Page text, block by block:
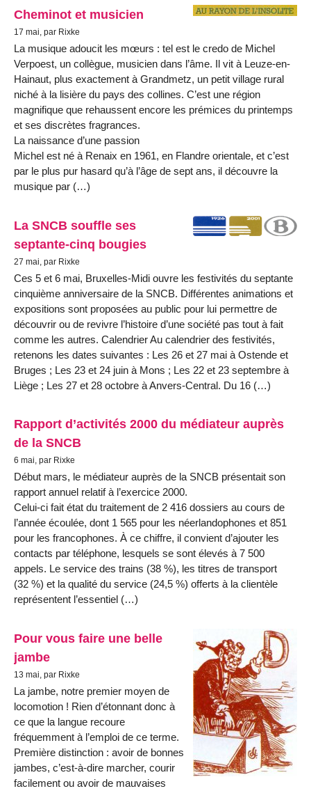
Cheminot et musicien
17 mai, par Rixke
La musique adoucit les mœurs : tel est le credo de Michel
Verpoest, un collègue, musicien dans l’âme. Il vit à Leuze-en-
Hainaut, plus exactement à Grandmetz, un petit village rural
niché à la lisière du pays des collines. C’est une région
magnifique que rehaussent encore les prémices du printemps
et ses discrètes fragrances.
La naissance d’une passion
Michel est né à Renaix en 1961, en Flandre orientale, et c’est
par le plus pur hasard qu’à l’âge de sept ans, il découvre la
musique par (…)
La SNCB souffle ses
septante-cinq bougies
27 mai, par Rixke
Ces 5 et 6 mai, Bruxelles-Midi ouvre les festivités du septante
cinquième anniversaire de la SNCB. Différentes animations et
expositions sont proposées au public pour lui permettre de
découvrir ou de revivre l’histoire d’une société pas tout à fait
comme les autres. Calendrier Au calendrier des festivités,
retenons les dates suivantes : Les 26 et 27 mai à Ostende et
Bruges ; Les 23 et 24 juin à Mons ; Les 22 et 23 septembre à
Liège ; Les 27 et 28 octobre à Anvers-Central. Du 16 (…)
Rapport d’activités 2000 du médiateur auprès
de la SNCB
6 mai, par Rixke
Début mars, le médiateur auprès de la SNCB présentait son
rapport annuel relatif à l’exercice 2000.
Celui-ci fait état du traitement de 2 416 dossiers au cours de
l’année écoulée, dont 1 565 pour les néerlandophones et 851
pour les francophones. À ce chiffre, il convient d’ajouter les
contacts par téléphone, lesquels se sont élevés à 7 500
appels. Le service des trains (38 %), les titres de transport
(32 %) et la qualité du service (24,5 %) offerts à la clientèle
représentent l’essentiel (…)
Pour vous faire une belle
jambe
13 mai, par Rixke
La jambe, notre premier moyen de
locomotion ! Rien d’étonnant donc à
ce que la langue recoure
fréquemment à l’emploi de ce terme.
Première distinction : avoir de bonnes
jambes, c’est-à-dire marcher, courir
facilement ou avoir de mauvaises